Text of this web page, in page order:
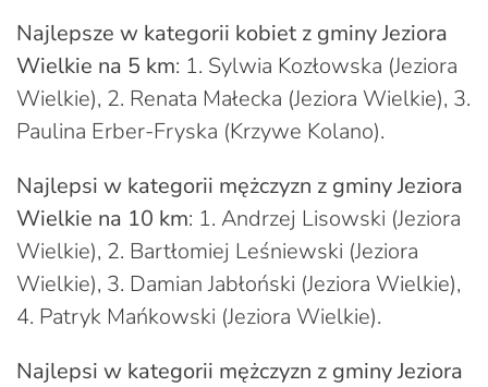
Najlepsze w kategorii kobiet z gminy Jeziora
Wielkie na 5 km: 1. Sylwia Kozłowska (Jeziora
Wielkie), 2. Renata Małecka (Jeziora Wielkie), 3.
Paulina Erber-Fryska (Krzywe Kolano).
Najlepsi w kategorii mężczyzn z gminy Jeziora
Wielkie na 10 km: 1. Andrzej Lisowski (Jeziora
Wielkie), 2. Bartłomiej Leśniewski (Jeziora
Wielkie), 3. Damian Jabłoński (Jeziora Wielkie),
4. Patryk Mańkowski (Jeziora Wielkie).
Najlepsi w kategorii mężczyzn z gminy Jeziora